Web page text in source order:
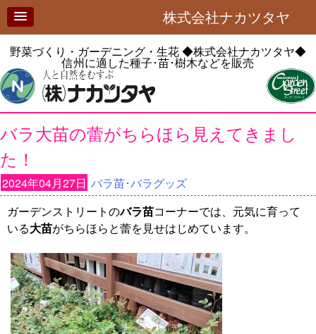
株式会社ナカツタヤ
野菜づくり・ガーデニング・生花◆株式会社ナカツタヤ◆
信州に適した種子･苗･樹木などを販売
バラ大苗の蕾がちらほら見えてきまし
た！
2024年04月27日 バラ苗･バラグッズ
ガーデンストリートのバラ苗コーナーでは、元気に育って
いる大苗がちらほらと蕾を見せはじめています。